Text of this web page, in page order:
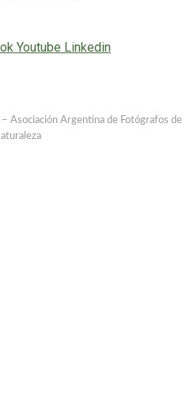
Youtube Linkedin
Asociación Argentina de Fotógrafos de